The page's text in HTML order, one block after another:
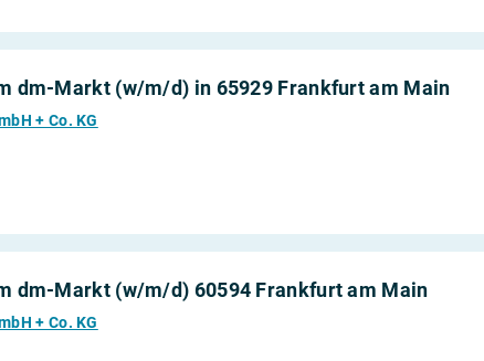
dm-Markt (w/m/d) in 65929 Frankfurt am Main
+ Co. KG
dm-Markt (w/m/d) 60594 Frankfurt am Main
+ Co. KG